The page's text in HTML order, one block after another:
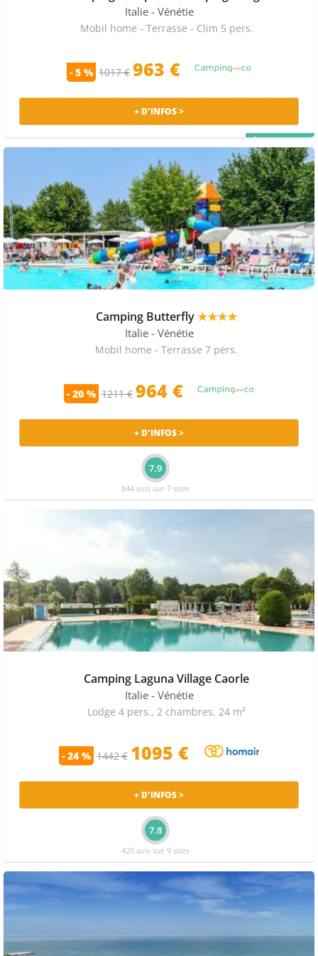
Camping Tenuta Primero et le Camping Butterfly.
A côté de Vénétie voici les principales curiosités : Chiesa
di San Giovanni Elemosinario. Pour les restaurants,
l'Enoteca Al Volto Osteria con Cucina ou à l'Al Paradiso.
Pour sortir le soir nous vous conseillons d'aller au
Zenevia, à l'Osteria Portego ou au Bar Spritz.
PRIX MOYENS ET PROMOS CAMPINGS À VÉNÉTIE
La semaine en mobilhome la moins chère sur Vénétie
sur la saison est de 160€ pour 7 nuits à la date du 14
Mai. profitez du code promo FD24 donnant droit à 24€
de promo sur votre séjour en camping, avec le
marchand Vacances Campings (date de fin : 26/10). Les
réductions sur cette destination vont jusqu'à 51%.
En juillet, il faut compter en moyenne 1043 € pour une
semaine en camping à Vénétie mais le prix le plus bas
est à 192 €. Un mobilhome sur cette destination en
grands spécialistes des vacances en camping.
Italie - Vénétie
Mobil home - Terrasse - Clim 5 pers.
- 5 % 1017 € 963 €
+ D'INFOS >
Camping Butterfly★★★★
Italie - Vénétie
Mobil home - Terrasse 7 pers.
- 20 % 1211 € 964 €
+ D'INFOS >
7.9
844 avis sur 7 sites
Camping Laguna Village Caorle
Italie - Vénétie
Lodge 4 pers., 2 chambres, 24 m²
- 24 % 1442 € 1095 €
+ D'INFOS >
7.8
420 avis sur 9 sites